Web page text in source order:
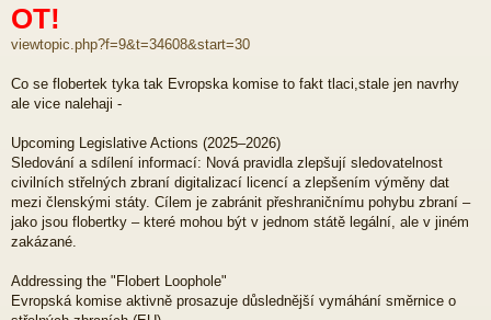
OT!
viewtopic.php?f=9&t=34608&start=30
Co se flobertek tyka tak Evropska komise to fakt tlaci,stale jen navrhy
ale vice nalehaji -
Upcoming Legislative Actions (2025–2026)
Sledování a sdílení informací: Nová pravidla zlepšují sledovatelnost
civilních střelných zbraní digitalizací licencí a zlepšením výměny dat
mezi členskými státy. Cílem je zabránit přeshraničnímu pohybu zbraní –
jako jsou flobertky – které mohou být v jednom státě legální, ale v jiném
zakázané.
Addressing the "Flobert Loophole"
Evropská komise aktivně prosazuje důslednější vymáhání směrnice o